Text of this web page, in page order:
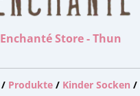
Enchanté Store - Thun
/ Produkte / Kinder Socken /